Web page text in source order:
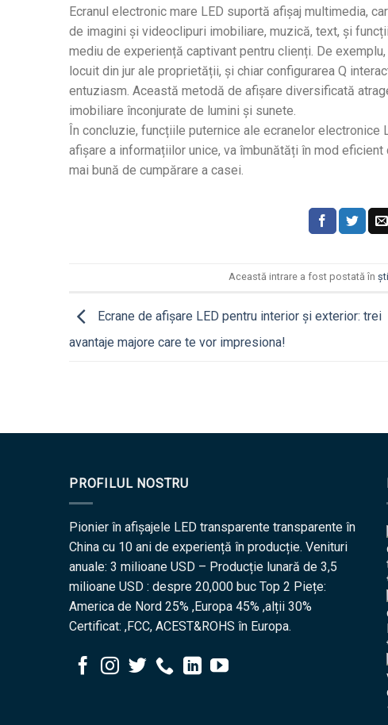
Ecranul electronic mare LED suportă afișaj multimedia,
de imagini și videoclipuri imobiliare, muzică, text, și
mediu de experiență captivant pentru clienți. De
locuit din jur ale proprietății, și chiar configurarea Q
entuziasm. Această metodă de afișare diversificată
imobiliare înconjurate de lumini și sunete.
În concluzie, funcțiile puternice ale ecranelor
afișare a informațiilor unice, va îmbunătăți în mod
mai bună de cumpărare a casei.
Această intrare a fost postată în
Ecrane de afișare LED pentru interior și exterior: trei
avantaje majore care te vor impresiona!
PROFILUL NOSTRU
Pionier în afișajele LED transparente transparente în
China cu 10 ani de experiență în producție. Venituri
anuale: 3 milioane USD – Producție lunară de 3,5
milioane USD : despre 20,000 buc Top 2 Piețe:
America de Nord 25% ,Europa 45% ,alții 30%
Certificat: ,FCC, ACEST&ROHS în Europa.